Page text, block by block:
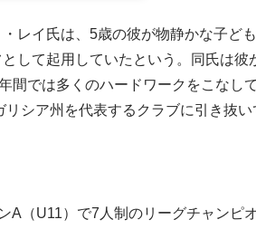
レイ氏は、5歳の彼が物静かな子ど
して起用していたという。同氏は
間では多くのハードワークをこな
シア州を代表するクラブに引き抜い
A（U11）で7人制のリーグチャン